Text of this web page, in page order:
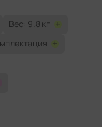
Вес: 9.8 кг +
+